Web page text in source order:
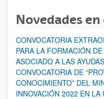
Novedades
CONVOCATORIA
PARA LA FORMACIÓN
ASOCIADO A LAS
CONVOCATORIA DE
CONOCIMIENTO” DEL
INNOVACIÓN 2022 EN LA